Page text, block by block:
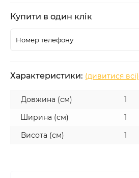
Купити в один клік
Характеристики: (дивитися всі)
Довжина (см)
1
Ширина (см)
1
Висота (см)
1